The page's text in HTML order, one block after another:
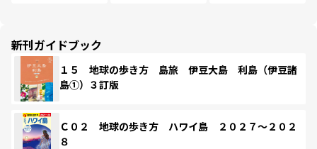
新刊ガイドブック
１５ 地球の歩き方 島旅 伊豆大島 利島（伊豆諸
島①）３訂版
Ｃ０２ 地球の歩き方 ハワイ島 ２０２７～２０２
８